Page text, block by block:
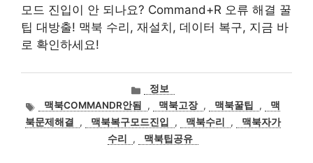
모드 진입이 안 되나요? Command+R 오류 해결 꿀
팁 대방출! 맥북 수리, 재설치, 데이터 복구, 지금 바
로 확인하세요!
카
고
리
정보
태
그
맥북COMMANDR안됨 , 맥북고장 , 맥북꿀팁 ,
맥
북문제해결
, 맥북복구모드진입 , 맥북수리 ,
맥북자가
수리
, 맥북팁공유